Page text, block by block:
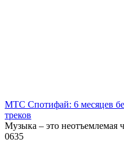
МТС Спотифай: 6 месяцев
треков
Музыка – это неотъемлемая
0635